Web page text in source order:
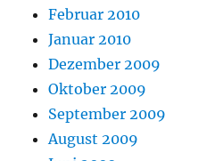
Februar 2010
Januar 2010
Dezember 2009
Oktober 2009
September 2009
August 2009